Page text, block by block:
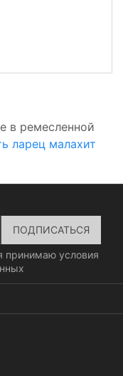
в ремесленной
ларец малахит
принимаю условия